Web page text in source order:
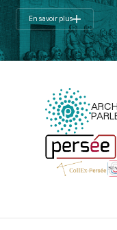
En savoir plus
Menu